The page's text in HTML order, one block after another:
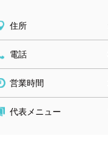
住所
電話
営業時間
代表メニュー